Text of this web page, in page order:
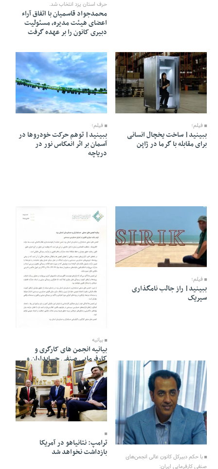
حرف استان یزد انتخاب شد.
محمدجواد قاسمیان با اتفاق آراء
اعضای هیئت‌ مدیره، مسئولیت
دبیری کانون را بر عهده گرفت
فیلم؛
ببینید| ساخت یخچال انسانی
برای مقابله با گرما در ژاپن
03 Mordad 1405 - 05:31
فیلم؛
ببینید| توهم حرکت خودروها در
آسمان بر اثر انعکاس نور در
دریاچه
03 Mordad 1405 - 05:30
فیلم؛
ببینید| راز جالب نامگذاری
سیریک
بیانیه
بیانیه انجمن های کارگری و
کارفرمایی صنفی حسابداران و
حسابرسان استان یزد در خصوص
لزوم رعایت موازین قانونی در
اجرای حسابرسی مالیاتی سیستمی
30 Tir 1405 - 17:41
با حکم دبیرکل کانون عالی انجمن‌های
صنفی کارفرمایی ایران:
30 Tir 1405 - 09:59
ترامپ: نتانیاهو در آمریکا
بازداشت نخواهد شد